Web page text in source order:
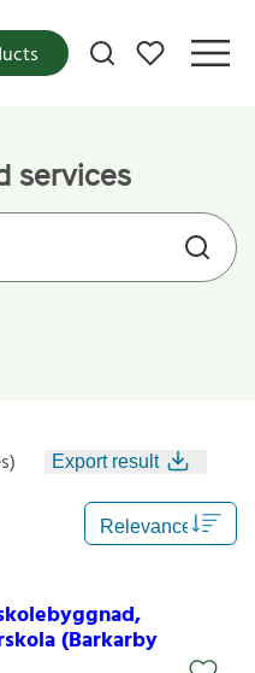
My favorites
services
Export result
(Barkarby